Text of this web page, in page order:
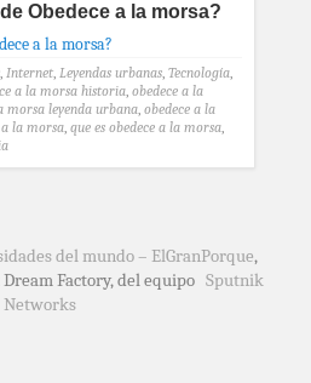
Obedece a la morsa?
, Internet, Leyendas urbanas, Tecnología,
a la morsa historia, obedece a la
morsa leyenda urbana, obedece a la
a la morsa, que es obedece a la morsa,
del mundo – ElGranPorque,
Factory, del equipo Sputnik
Networks